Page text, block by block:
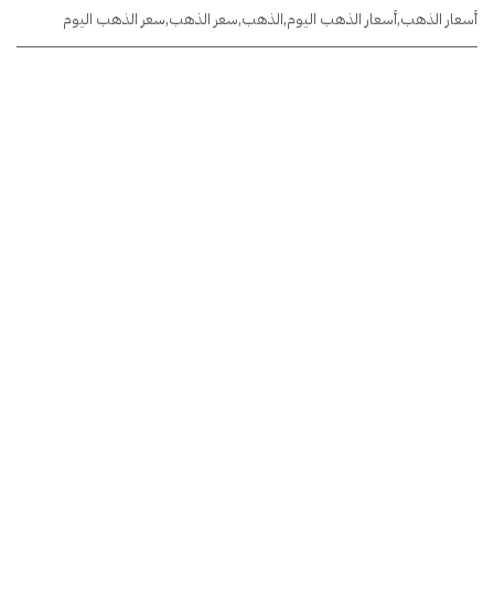
أسعار الذهب,أسعار الذهب اليوم,الذهب,سعر الذهب,سعر الذهب اليوم